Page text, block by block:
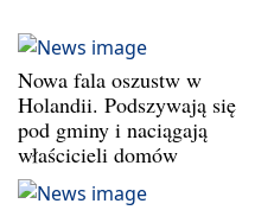
Nowa fala oszustw w
Holandii. Podszywają się
pod gminy i naciągają
właścicieli domów